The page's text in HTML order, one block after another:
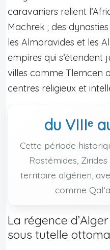
caravaniers relient
Machrek ; des
les Almoravides et les
empires qui s’étendent
villes comme Tlemcen
centres religieux et
du VIIIᵉ
Cette période
Rostémides,
territoire algérien,
comme
La régence
sous tutelle